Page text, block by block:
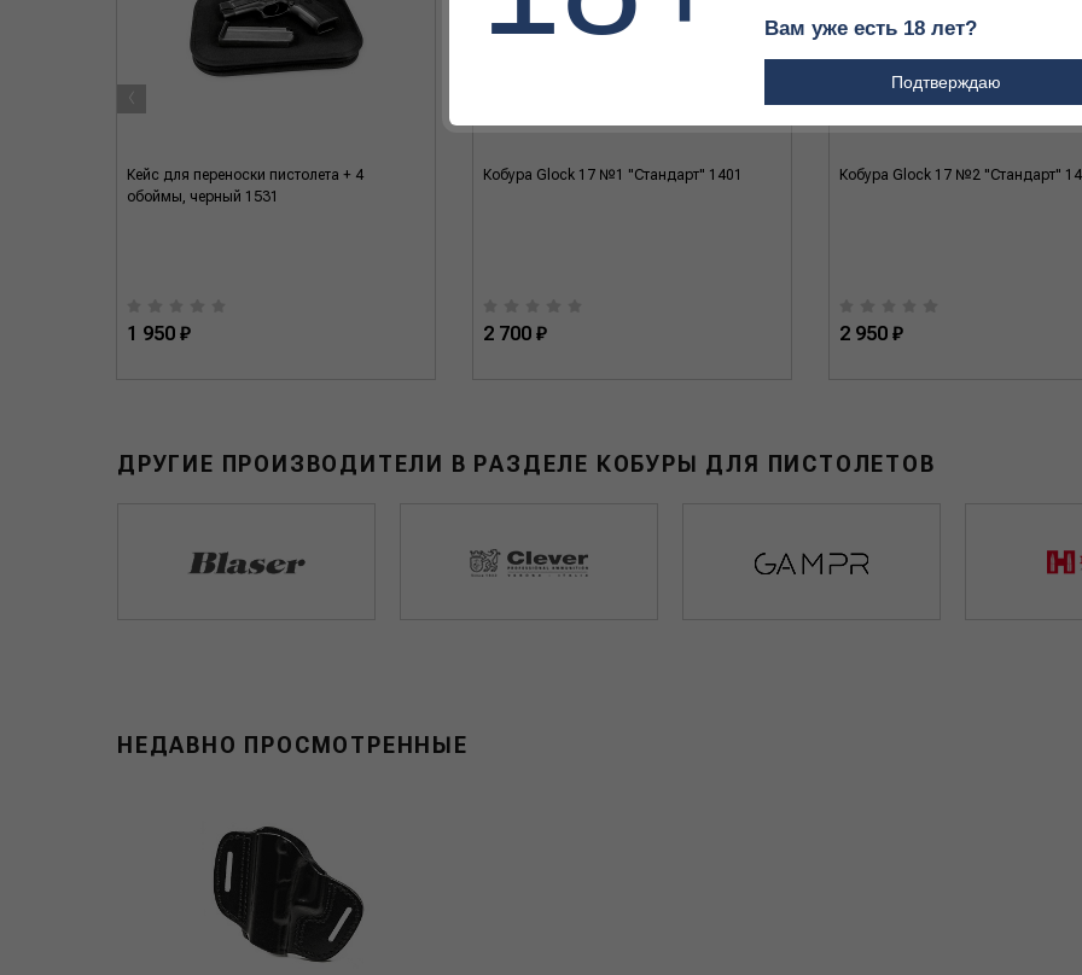
Кейс для переноски пистолета + 4
обоймы, черный 1531
1 950 ₽
Кобура Glock 17 №1 "Стандарт" 1401
2 700 ₽
Кобура Glock 17 №2 "Стандарт"
2 950 ₽
‹
ДРУГИЕ ПРОИЗВОДИТЕЛИ В РАЗДЕЛЕ КОБУРЫ ДЛЯ ПИСТОЛЕТОВ
НЕДАВНО ПРОСМОТРЕННЫЕ
Вам уже есть 18 лет?
Подтверждаю